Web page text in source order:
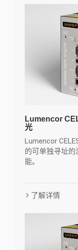
Lumencor
光
Lumencor
的可单独寻址
能。
了解详情